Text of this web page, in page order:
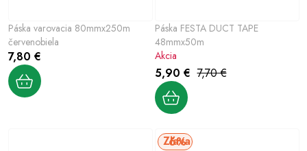
Páska varovacia 80mmx250m
červenobiela
7,80 €
Páska FESTA DUCT TAPE
48mmx50m
5,90 € 7,70 €
Akcia
6%